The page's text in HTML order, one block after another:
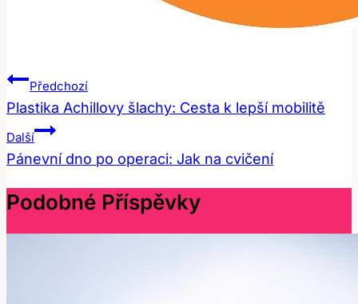
Navigace
Pro
Příspěvek
Předchozí
Plastika Achillovy šlachy: Cesta k lepší mobilitě
Další
Pánevní dno po operaci: Jak na cvičení
Podobné Příspěvky